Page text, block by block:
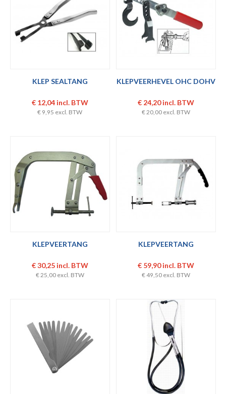
KLEP SEALTANG
€ 12,04 incl. BTW
€ 9,95 excl. BTW
KLEPVEERHEVEL OHC DOHV
€ 24,20 incl. BTW
€ 20,00 excl. BTW
KLEPVEERTANG
€ 30,25 incl. BTW
€ 25,00 excl. BTW
KLEPVEERTANG
€ 59,90 incl. BTW
€ 49,50 excl. BTW